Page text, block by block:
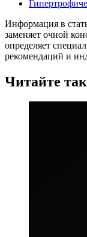
Информация в
заменяет очной
определяет
рекомендаций и
Читайте